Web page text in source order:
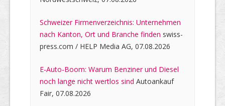
Schweizer Firmenverzeichnis: Unternehmen
nach Kanton, Ort und Branche finden swiss-
press.com / HELP Media AG, 07.08.2026
E-Auto-Boom: Warum Benziner und Diesel
noch lange nicht wertlos sind Autoankauf
Fair, 07.08.2026